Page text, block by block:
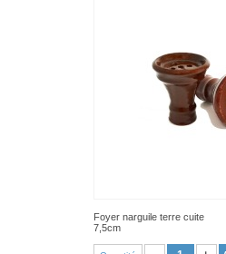
Foyer narguile terre cuite
7,5cm